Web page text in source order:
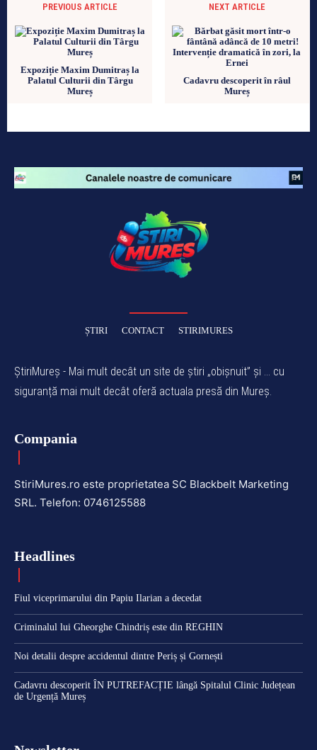
PREVIOUS ARTICLE
Expoziție Maxim Dumitraș la
Palatul Culturii din Târgu
Mureș
NEXT ARTICLE
Cadavru descoperit în râul
Mureș
ȘTIRI CONTACT STIRIMURES
ȘtiriMureș - Mai mult decât un site de știri „obișnuit” și ... cu
siguranță mai mult decât oferă actuala presă din Mureș.
Compania
StiriMures.ro este proprietatea SC Blackbelt Marketing
SRL. Telefon: 0746125588
Headlines
Fiul viceprimarului din Papiu Ilarian a decedat
Criminalul lui Gheorghe Chindriș este din REGHIN
Noi detalii despre accidentul dintre Periș și Gornești
Cadavru descoperit ÎN PUTREFACȚIE lângă Spitalul Clinic Județean
de Urgență Mureș